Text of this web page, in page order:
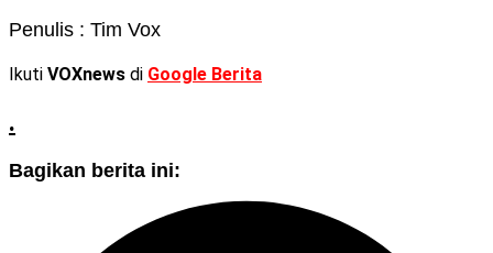
Penulis : Tim Vox
Ikuti VOXnews di Google Berita
.
Bagikan berita ini: